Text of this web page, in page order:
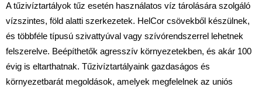
A tűzivíztartályok tűz esetén használatos víz tárolására szolgáló
vízszintes, föld alatti szerkezetek. HelCor csövekből készülnek,
és többféle típusú szivattyúval vagy szívórendszerrel lehetnek
felszerelve. Beépíthetők agresszív környezetekben, és akár 100
évig is eltarthatnak. Tűzivíztartályaink gazdaságos és
környezetbarát megoldások, amelyek megfelelnek az uniós